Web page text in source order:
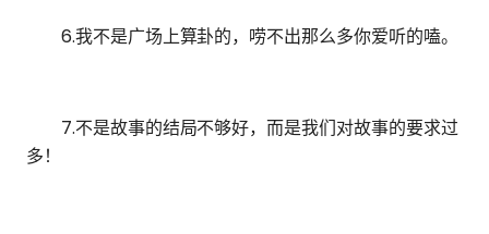
6.我不是广场上算卦的，唠不出那么多你爱听的嗑。
7.不是故事的结局不够好，而是我们对故事的要求过
多！